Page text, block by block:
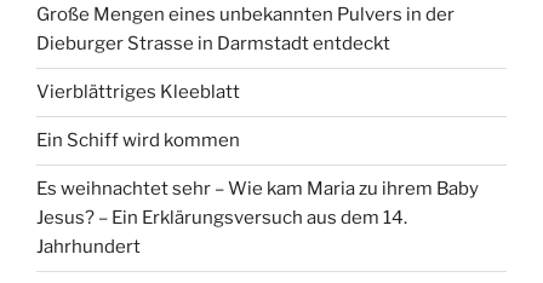
Große Mengen eines unbekannten Pulvers in der
Dieburger Strasse in Darmstadt entdeckt
Vierblättriges Kleeblatt
Ein Schiff wird kommen
Es weihnachtet sehr – Wie kam Maria zu ihrem Baby
Jesus? – Ein Erklärungsversuch aus dem 14.
Jahrhundert